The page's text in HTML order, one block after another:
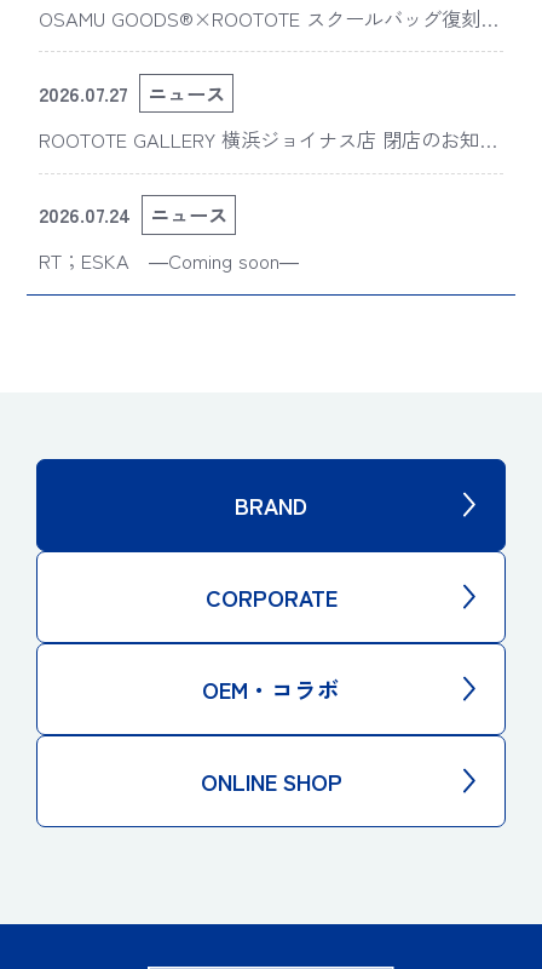
OSAMU GOODS®×ROOTOTE スクールバッグ復刻
版“スライスドアイ”の新デザインが「The 50th Annive
rsary OSAMU GOODS展」に登場
2026.07.27
ニュース
ROOTOTE GALLERY 横浜ジョイナス店 閉店のお知ら
せ
2026.07.24
ニュース
RT；ESKA ―Coming soon―
BRAND
CORPORATE
OEM・コラボ
ONLINE SHOP